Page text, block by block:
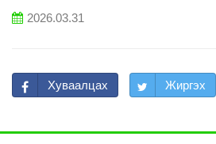
2026.03.31
Хуваалцах Жиргэх